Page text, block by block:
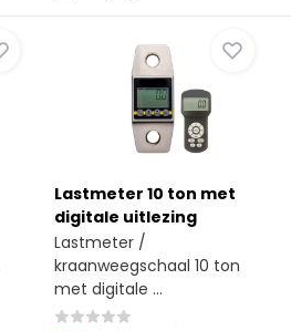
Lastmeter 10 ton met
digitale uitlezing
Lastmeter /
kraanweegschaal 10 ton
met digitale ...